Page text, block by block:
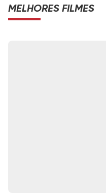
MELHORES FILMES